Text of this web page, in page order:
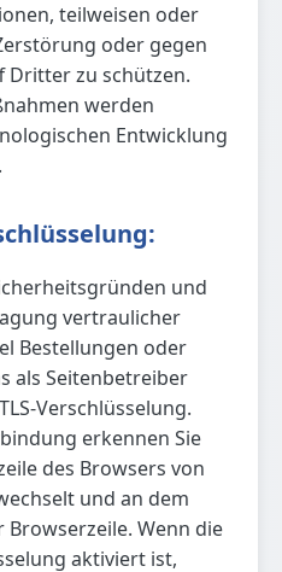
teilweisen oder
oder gegen
zu schützen.
werden
Entwicklung
und
vertraulicher
Bestellungen oder
als Seitenbetreiber
Verschlüsselung.
erkennen Sie
des Browsers von
und an dem
Browserzeile. Wenn die
aktiviert ist,